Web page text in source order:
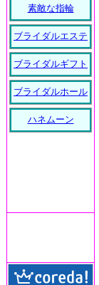
素敵な指輪
ブライダルエステ
ブライダルギフト
ブライダルホール
ハネムーン